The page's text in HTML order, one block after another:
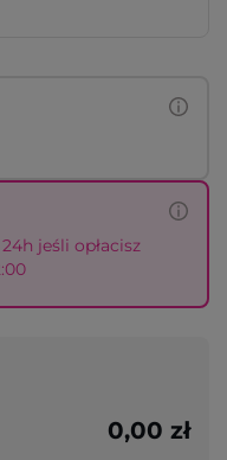
jeśli opłacisz
0,00 zł